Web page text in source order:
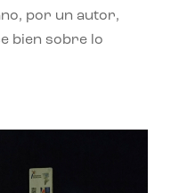
por un autor,
bien sobre lo